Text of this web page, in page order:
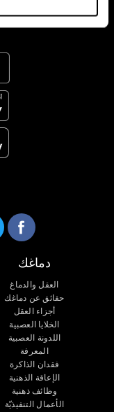
دماغك
العقل والدماغ
حقائق عن دماغك
أجزاء العقل
الخلايا العصبية
اللدونة العصبية
المعرفة
فقدان الذاكرة
الإعاقة الذهنية
وظائف ذهنية
الأعمال التنفيذيّة